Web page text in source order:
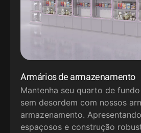
Armários de armazenamento
Mantenha seu quarto de
sem desordem com nossos
armazenamento.
espaçosos e construção